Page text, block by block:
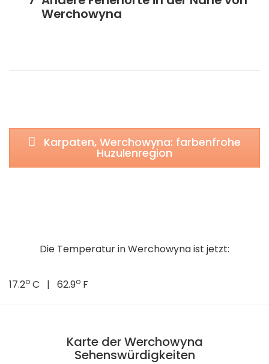
Werchowyna
Karpaten, Werchowyna: farbenfrohe
Huzulenregion
Die Temperatur in Werchowyna ist jetzt:
17.2o C | 62.9o F
Karte der Werchowyna
Sehenswürdigkeiten